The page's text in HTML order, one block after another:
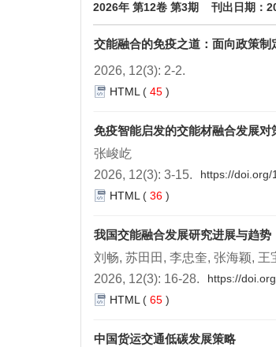
2026年 第12卷 第3期 刊出日期：
交能融合的免疫之道：面向政策制
2026, 12(3): 2-2.
HTML ( 45 )
免疫智能启发的交能材融合发展对
张峻屹
2026, 12(3): 3-15.
https://doi.org/
HTML ( 36 )
我国交能融合发展研究进展与趋势
刘畅, 苏田田, 李忠奎, 张海颖, 王
2026, 12(3): 16-28.
https://
HTML ( 65 )
中国货运交通低碳发展策略